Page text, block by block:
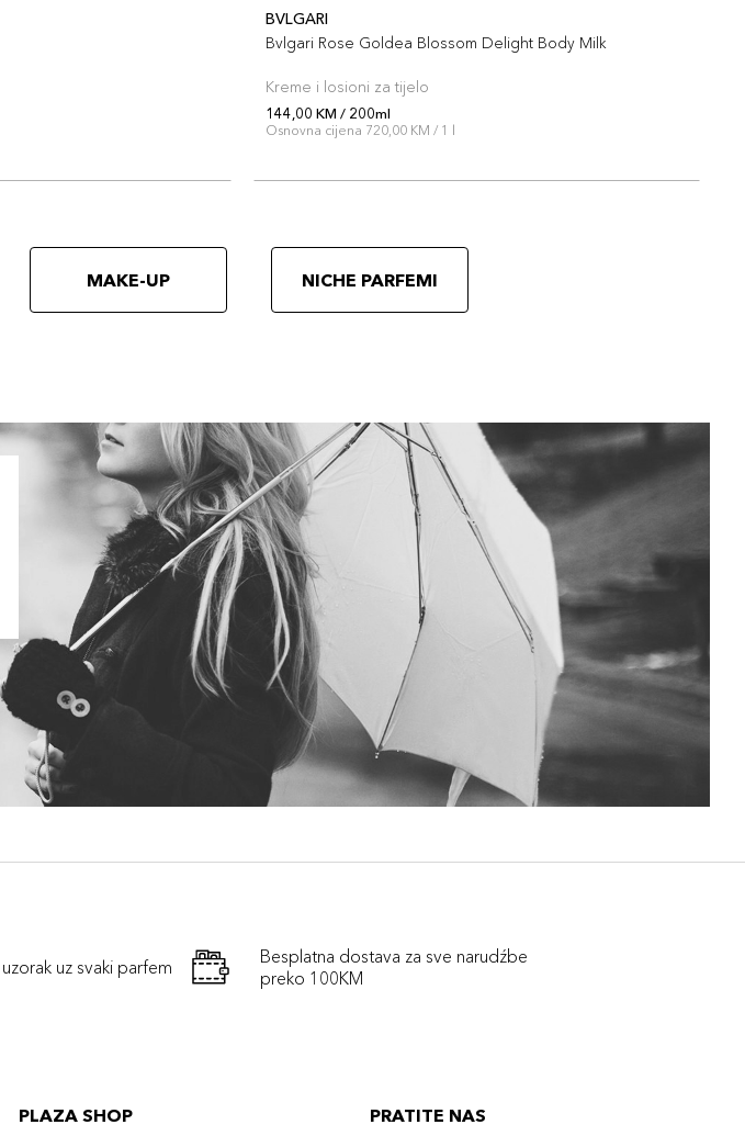
BVLGARI
Bvlgari Rose Goldea Blossom Delight Body Milk
Kreme i losioni za tijelo
144,00 KM / 200ml
Osnovna cijena 720,00 KM / 1 l
MAKE-UP NICHE PARFEMI
uz svaki parfem
Besplatna dostava za sve narudźbe
preko 100KM
PLAZA SHOP PRATITE NAS